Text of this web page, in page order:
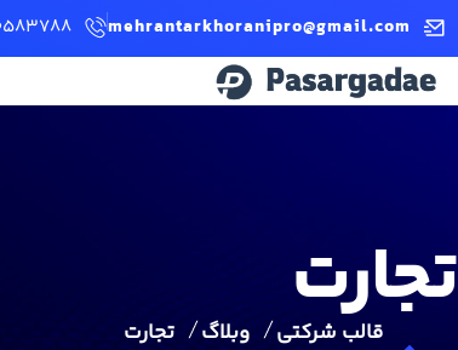
mehrantarkhoranipro@gmail.com
تجارت
قالب شرکتی وبلاگ تجارت